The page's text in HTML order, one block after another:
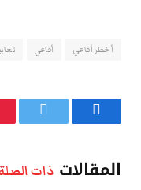
أخطر أفاعي أفاعي
فيسبوك تويتر
المقالات ذات